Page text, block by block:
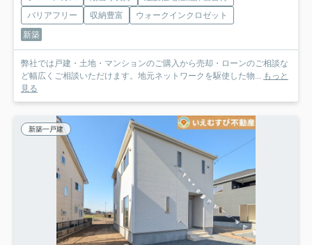
バリアフリー
収納豊富
ウォークインクロゼット
新築
弊社では戸建・土地・マンションのご購入から売却・ローンのご相談な
ど幅広くご相談いただけます。地元ネットワークを駆使した物... もっと
見る
新築一戸建